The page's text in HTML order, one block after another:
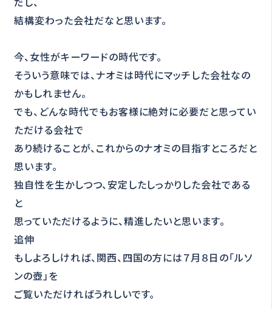
結構変わった会社だなと思います。
今、女性がキーワードの時代です。
そういう意味では、ナオミは時代にマッチした会社なの
かもしれません。
でも、どんな時代でもお客様に絶対に必要だと思ってい
ただける会社で
あり続けることが、これからのナオミの目指すところだと
思います。
独自性を生かしつつ、安定したしっかりした会社である
と
思っていただけるように、精進したいと思います。
追伸
もしよろしければ、関西、四国の方には７月８日の「ルソ
ンの壺」を
ご覧いただければうれしいです。